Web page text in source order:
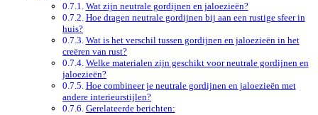
Wat zijn neutrale gordijnen en jaloezieën?
Hoe dragen neutrale gordijnen bij aan een rustige sfeer in
huis?
Wat is het verschil tussen gordijnen en jaloezieën in het
creëren van rust?
Welke materialen zijn geschikt voor neutrale gordijnen en
jaloezieën?
Hoe combineer je neutrale gordijnen en jaloezieën met
andere interieurstijlen?
Gerelateerde berichten: